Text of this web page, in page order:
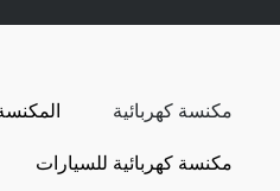
مكنسة كهربائية
مكنسة كهربائية للسيارات